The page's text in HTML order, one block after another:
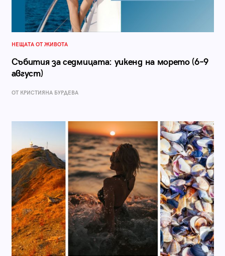
НЕЩАТА ОТ ЖИВОТА
Събития за седмицата: уикенд на морето (6–9
август)
ОТ КРИСТИЯНА БУРДЕВА